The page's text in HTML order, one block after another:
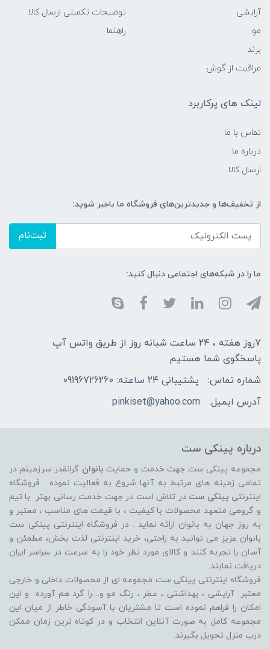
آرایشی
مو
برند
مراقبت از گوش
توضیحات تکمیلی ارسال کالا
راهنما
لینک های پرکاربرد
تماس با ما
درباره ما
ارسال کالا
از تخفیف‌ها و جدیدترین‌های فروشگاه ما باخبر شوید:
ثبت‌نام
ما را در شبکه‌های اجتماعی دنبال کنید:
7روز هفته ، ۲۴ ساعت شبانه‌ روز از طریق واتس آپ
پاسخگوی شما هستیم
شماره تماس:
پشتیبانی ۲۴ ساعته: 09196726260
آدرس ایمیل:
pinkiset@yahoo.com
درباره پینکی ست
مجموعه پینکی ست جهت خدمت و حمایت بانوان گرانقدر سرزمینم در
تمامی زمینه های مرتبط به آنها شروع به فعالیت نموده . فروشگاه
اینترنتی پینکی ست در تلاش است در جهت خدمت رسانی بهتر با تیم
و گروهی متعهد محصولات با کیفیت ، با قیمت های مناسب ، معتبر و
به روز جهان به بانوان ارائه نماید . در فروشگاه اینترنتی پینکی ست
بانوان عزیز می توانيد به راحتی، خرید اینترنتی لذت بخش، مطمئن و
آسان را تجربه کنند و کالای مورد نظر خود را به سرعت در سراسر ایران
دریافت نمایند.
فروشگاه اینترنتی پینکی ست مجموعه ای از محصولات داخلی و خارجی
معتبر آرایشی ، بهداشتی ، عطر ، رنگ مو و....را گرد هم آورده و اين
امکان را فراهم نموده است تا مشتريان با آسودگی خاطر از ميان اين
مجموعه کامل به صورت آنلاين انتخاب و در کوتاه ترين زمان ممکن
درب منزل تحویل بگیرند.